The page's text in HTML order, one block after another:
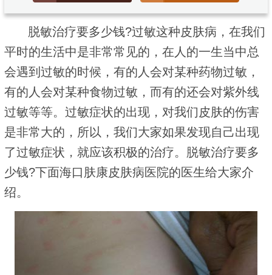
脱敏治疗要多少钱?过敏这种皮肤病，在我们
平时的生活中是非常常见的，在人的一生当中总
会遇到过敏的时候，有的人会对某种药物过敏，
有的人会对某种食物过敏，而有的还会对紫外线
过敏等等。过敏症状的出现，对我们皮肤的伤害
是非常大的，所以，我们大家如果发现自己出现
了过敏症状，就应该积极的治疗。脱敏治疗要多
少钱?下面海口肤康皮肤病医院的医生给大家介
绍。